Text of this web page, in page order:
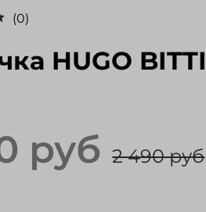
(0)
HUGO BITTI
руб 2 490 руб